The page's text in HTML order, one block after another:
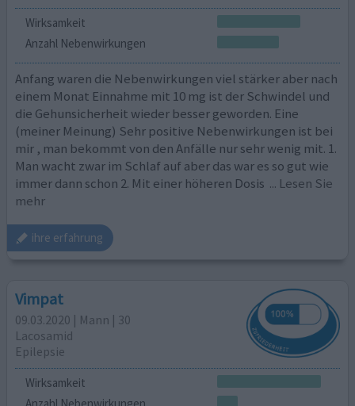
Wirksamkeit
Anzahl Nebenwirkungen
Anfang waren die Nebenwirkungen viel stärker aber nach
einem Monat Einnahme mit 10 mg ist der Schwindel und
die Gehunsicherheit wieder besser geworden. Eine
(meiner Meinung) Sehr positive Nebenwirkungen ist bei
mir , man bekommt von den Anfälle nur sehr wenig mit. 1.
Man wacht zwar im Schlaf auf aber das war es so gut wie
immer dann schon 2. Mit einer höheren Dosis ... Lesen Sie
mehr
ihre erfahrung
Vimpat
09.03.2020 | Mann | 30
Lacosamid
Epilepsie
Wirksamkeit